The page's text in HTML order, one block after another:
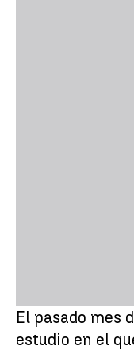
El pasado mes
estudio en el